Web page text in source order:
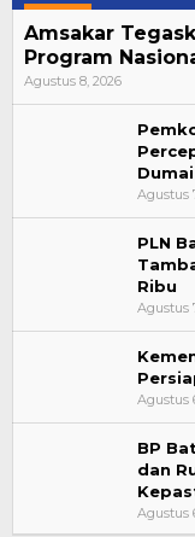
Amsakar
Program
Agustus 8, 2026
Dumai
Agustus
PLN
Ribu
Agustus
Agustus
BP
dan
Agustus